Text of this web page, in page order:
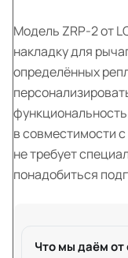
Модель ZRP-2 от
накладку для
определённых
в совместимости
не требует
понадобиться
Что мы даём от